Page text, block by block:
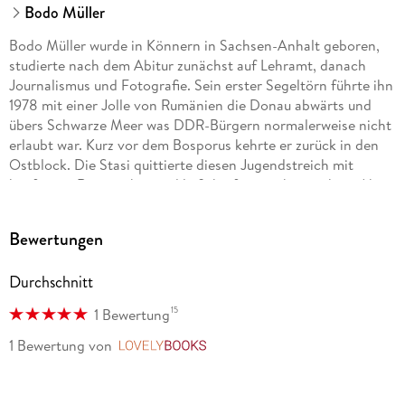
Bodo Müller
Bodo Müller wurde in Könnern in Sachsen-Anhalt geboren,
studierte nach dem Abitur zunächst auf Lehramt, danach
Journalismus und Fotografie. Sein erster Segeltörn führte ihn
1978 mit einer Jolle von Rumänien die Donau abwärts und
übers Schwarze Meer was DDR-Bürgern normalerweise nicht
erlaubt war. Kurz vor dem Bosporus kehrte er zurück in den
Ostblock. Die Stasi quittierte diesen Jugendstreich mit
künftigem Reiseverbot und ließ ihn fortan überwachen. Ab
avancierte zum führenden Segel-Fotograf der DDR. Seine
Poster-Edition des DDR-Kunsthandels. Wegen
systemkritischer Äußerungen und dem Verdacht auf
Republikflucht ließ ihn der SED-Staat seit Mitte der 80er
Jahre keinen Meter mehr aufs Meer. Längst wurde er bei der
Bewertungen
Durchschnitt
1 Bewertung15
1 Bewertung von